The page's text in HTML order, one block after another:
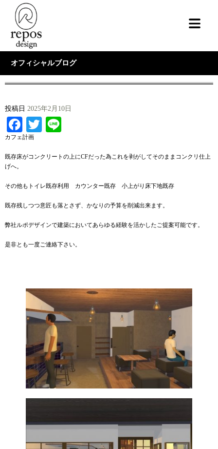
オフィシャルブログ
投稿日 2025年2月10日
Facebook
Twitter
カフェ計画
既存床がコンクリートの上にCFだった為これを剥がしてそのままコンクリ仕上
げへ。
その他もトイレ既存利用 カウンター既存 小上がり床下地既存
既存残しつつ意匠も落とさず、かなりの予算を削減出来ます。
弊社ルポデザインで建築においてあらゆる経験を活かしたご提案可能です。
是非とも一度ご連絡下さい。